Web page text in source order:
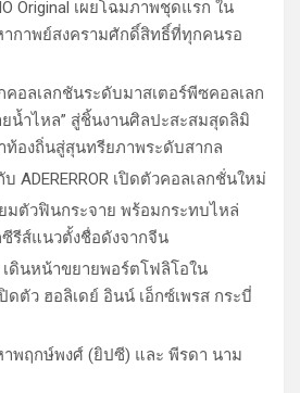
Original เผยโฉมภาพชุดแรก ใน
กาพย์สงครามศักดิ์สิทธิ์ที่ทุกคนรอ
กคอลเลกชันระดับมาสเตอร์พีซคอลเลก
ยน้ำไหล” สู่ชิ้นงานศิลปะสะสมสุดลิมิ
องถิ่นสู่สุนทรียภาพระดับสากล
ADERERROR เปิดตัวคอลเลกชั่นใหม่
มตัวฟินกระจาย พร้อมกระทบไหล่
ซีรีส์แนวตั้งชื่อดังจากจีน
เดินหน้าขยายพอร์ตโฟลิโอใน
ดตัว ฮอลิเดย์ อินน์ เอ็กซ์เพรส กระบี่
าพฤกษ์พงศ์ (ยิปซี) และ พีรดา นาม